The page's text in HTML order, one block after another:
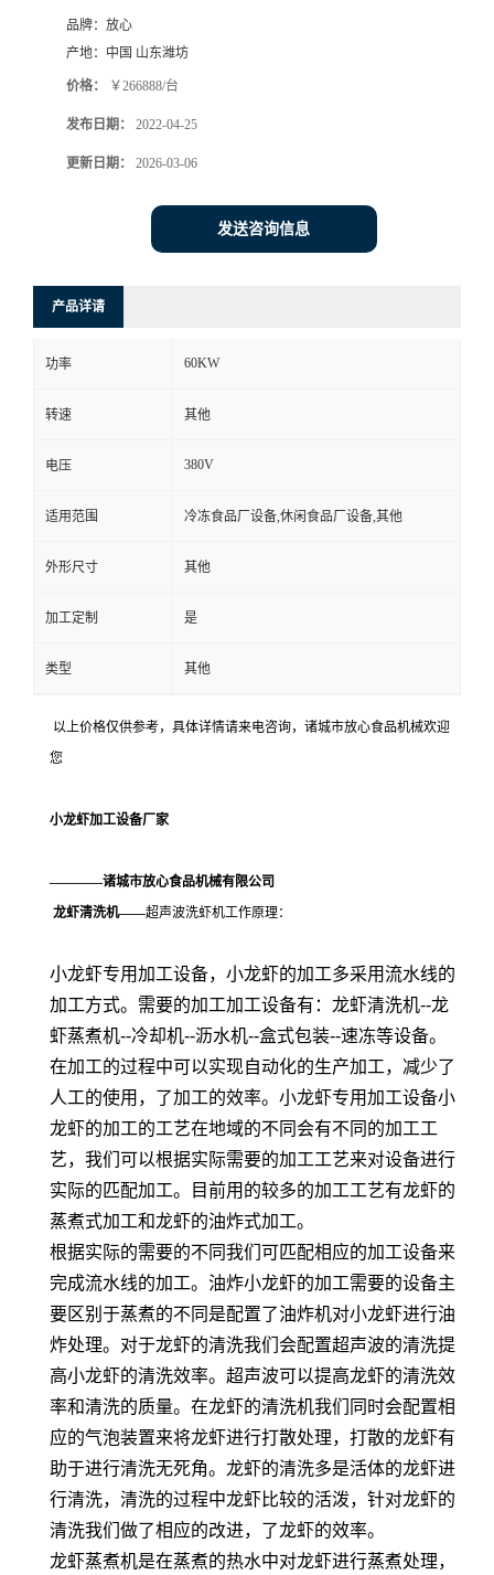
品牌： 放心
产地： 中国 山东潍坊
价格： ￥266888/台
发布日期： 2022-04-25
更新日期： 2026-03-06
发送咨询信息
产品详请
功率 60KW
转速 其他
电压 380V
适用范围 冷冻食品厂设备,休闲食品厂设备,其他
外形尺寸 其他
加工定制 是
类型 其他
以上价格仅供参考，具体详情请来电咨询，诸城市放心食品机械欢迎
您
小龙虾加工设备厂家
————诸城市放心食品机械有限公司
龙虾清洗机——超声波洗虾机工作原理：
小龙虾专用加工设备，小龙虾的加工多采用流水线的
加工方式。需要的加工加工设备有：龙虾清洗机--龙
虾蒸煮机--冷却机--沥水机--盒式包装--速冻等设备。
在加工的过程中可以实现自动化的生产加工，减少了
人工的使用，了加工的效率。小龙虾专用加工设备小
龙虾的加工的工艺在地域的不同会有不同的加工工
艺，我们可以根据实际需要的加工工艺来对设备进行
实际的匹配加工。目前用的较多的加工工艺有龙虾的
蒸煮式加工和龙虾的油炸式加工。
根据实际的需要的不同我们可匹配相应的加工设备来
完成流水线的加工。油炸小龙虾的加工需要的设备主
要区别于蒸煮的不同是配置了油炸机对小龙虾进行油
炸处理。对于龙虾的清洗我们会配置超声波的清洗提
高小龙虾的清洗效率。超声波可以提高龙虾的清洗效
率和清洗的质量。在龙虾的清洗机我们同时会配置相
应的气泡装置来将龙虾进行打散处理，打散的龙虾有
助于进行清洗无死角。龙虾的清洗多是活体的龙虾进
行清洗，清洗的过程中龙虾比较的活泼，针对龙虾的
清洗我们做了相应的改进，了龙虾的效率。
龙虾蒸煮机是在蒸煮的热水中对龙虾进行蒸煮处理，